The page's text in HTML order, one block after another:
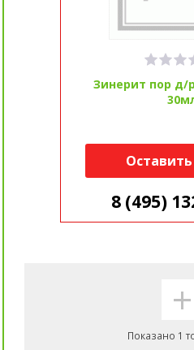
Зинерит пор д/
8 (495)
+
Показано 1